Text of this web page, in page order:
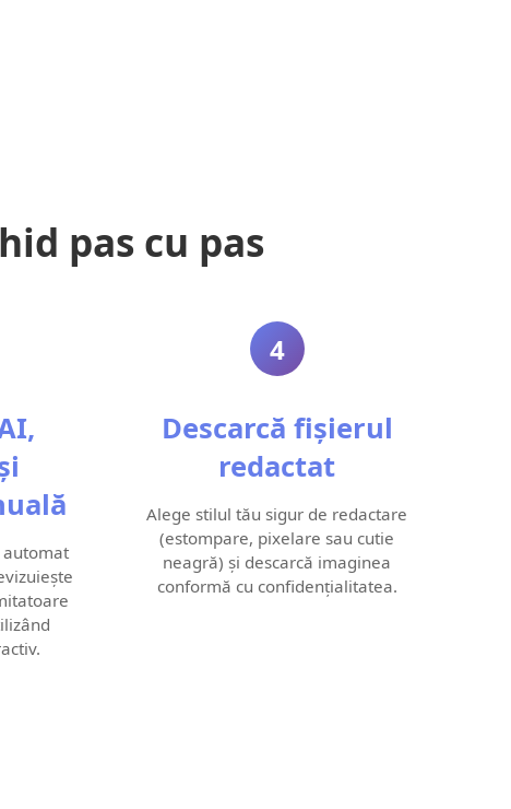
pas cu pas
automat
4
Descarcă fișierul
redactat
Alege stilul tău sigur de redactare
(estompare, pixelare sau cutie
neagră) și descarcă imaginea
conformă cu confidențialitatea.